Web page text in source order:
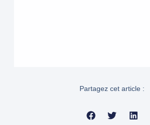
Partagez cet article :